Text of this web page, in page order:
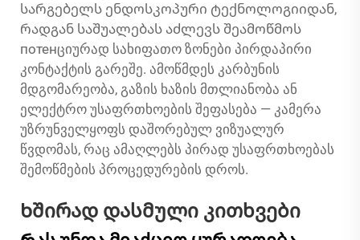
სარგებელს ენდოსკოპური ტექნოლოგიიდან,
რადგან საშუალებას აძლევს შეამოწმოს
потенციურად სახიფათო ზონები პირდაპირი
კონტაქტის გარეშე. ამოწმდეს კარბუნის
მდგომარეობა, გაზის ხაზის მთლიანობა ან
ელექტრო უსაფრთხოების შეფასება — კამერა
უზრუნველყოფს დაშორებულ ვიზუალურ
წვდომას, რაც ამაღლებს პირად უსაფრთხოებას
შემოწმების პროცედურების დროს.
Ხშირად დასმული კითხვები